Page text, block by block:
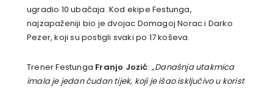
ugradio 10 ubačaja. Kod ekipe Festunga,
najzapaženiji bio je dvojac Domagoj Norac i Darko
Pezer, koji su postigli svaki po 17 koševa.
Trener Festunga Franjo Jozić:„Današnja utakmica
imala je jedan čudan tijek, koji je išao isključivo u korist